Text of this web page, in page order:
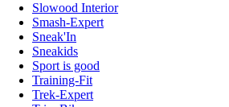
Slowood Interior
Smash-Expert
Sneak'In
Sneakids
Sport is good
Training-Fit
Trek-Expert